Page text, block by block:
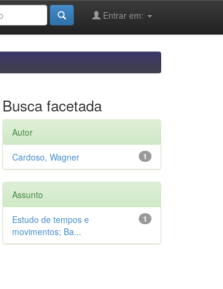
Entrar em:
Busca facetada
Autor
1
Cardoso, Wagner
Assunto
1
Estudo de tempos e
movimentos; Ba...